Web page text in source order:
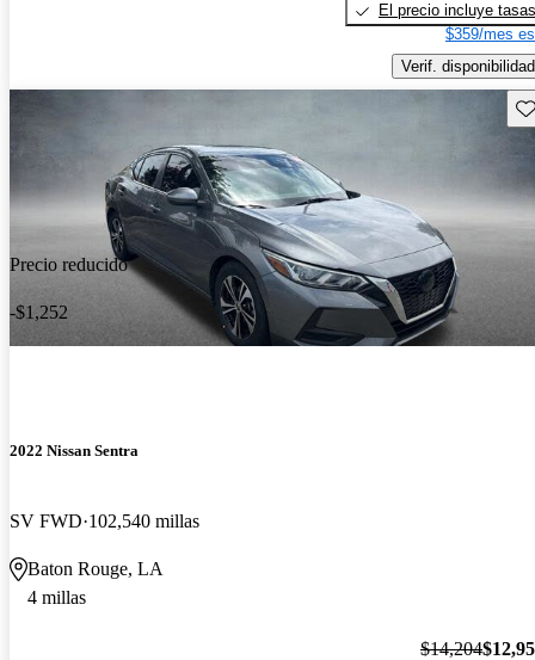
El precio incluye tasas
$359/mes
Verif. disponibilidad
Precio reducido
-$1,252
2022 Nissan Sentra
SV FWD 102,540 millas
Baton Rouge, LA
4 millas
$14,204